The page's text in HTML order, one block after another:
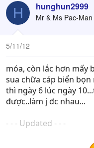
H hunghun2999
Mr & Ms Pac-Man
5/11/12
móa, còn lắc hơn mấy
sua chữa cáp biển
thì ngày 6 lúc ngày
được..làm j đc nhau...
- - - Updated - - -